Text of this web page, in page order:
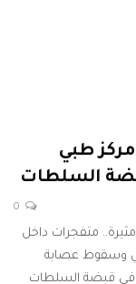
طبي
السلطات
متفجرات داخل
وسقوط عصابة
في قبضة السلطات